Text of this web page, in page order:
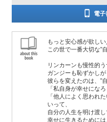
電子
もっと安心感が欲し
この世で一番大切な”
リンカーンも慢性的う
ガンジーも恥ずかしが
彼らを変えたのは、”自
「私自身が幸せにな
「他人によく思われ
いって、
自分の人生を明け渡し
幸せに生きるために